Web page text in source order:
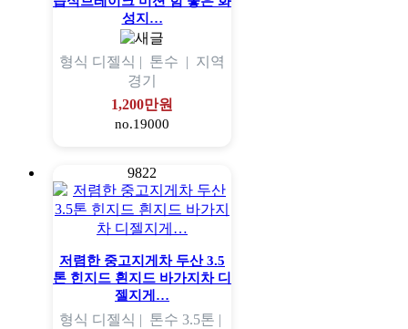
성지…
형식 디젤식 | 톤수 | 지역
경기
1,200만원
no.19000
9822
저렴한 중고지게차 두산 3.5
톤 힌지드 흰지드 바가지차 디
젤지게…
형식 디젤식 | 톤수 3.5톤 |